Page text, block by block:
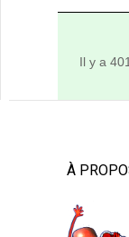
Il y a
À